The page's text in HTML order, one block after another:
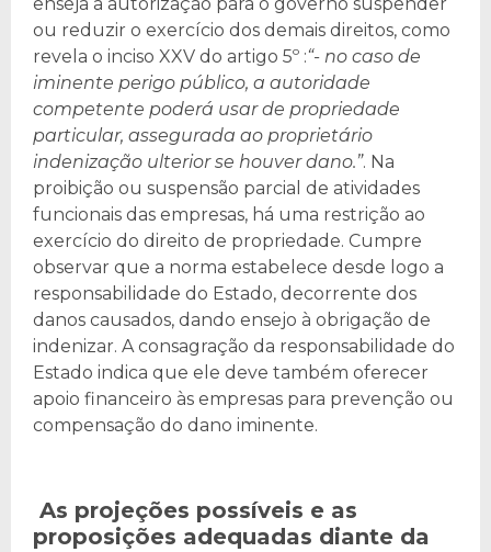
ou reduzir o exercício dos demais direitos, como
revela o inciso XXV do artigo 5º :“- no caso de
iminente perigo público, a autoridade
competente poderá usar de propriedade
particular, assegurada ao proprietário
indenização ulterior se houver dano.”. Na
proibição ou suspensão parcial de atividades
funcionais das empresas, há uma restrição ao
exercício do direito de propriedade. Cumpre
observar que a norma estabelece desde logo a
responsabilidade do Estado, decorrente dos
danos causados, dando ensejo à obrigação de
indenizar. A consagração da responsabilidade do
Estado indica que ele deve também oferecer
apoio financeiro às empresas para prevenção ou
compensação do dano iminente.
As projeções possíveis e as
proposições adequadas diante da